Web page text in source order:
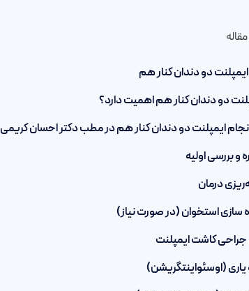
دو دندان کنار هم
دو دندان کنار هم اهمیت دارد؟
ایمپلنت دو دندان کنار هم در مطب دکتر احسان کریمی